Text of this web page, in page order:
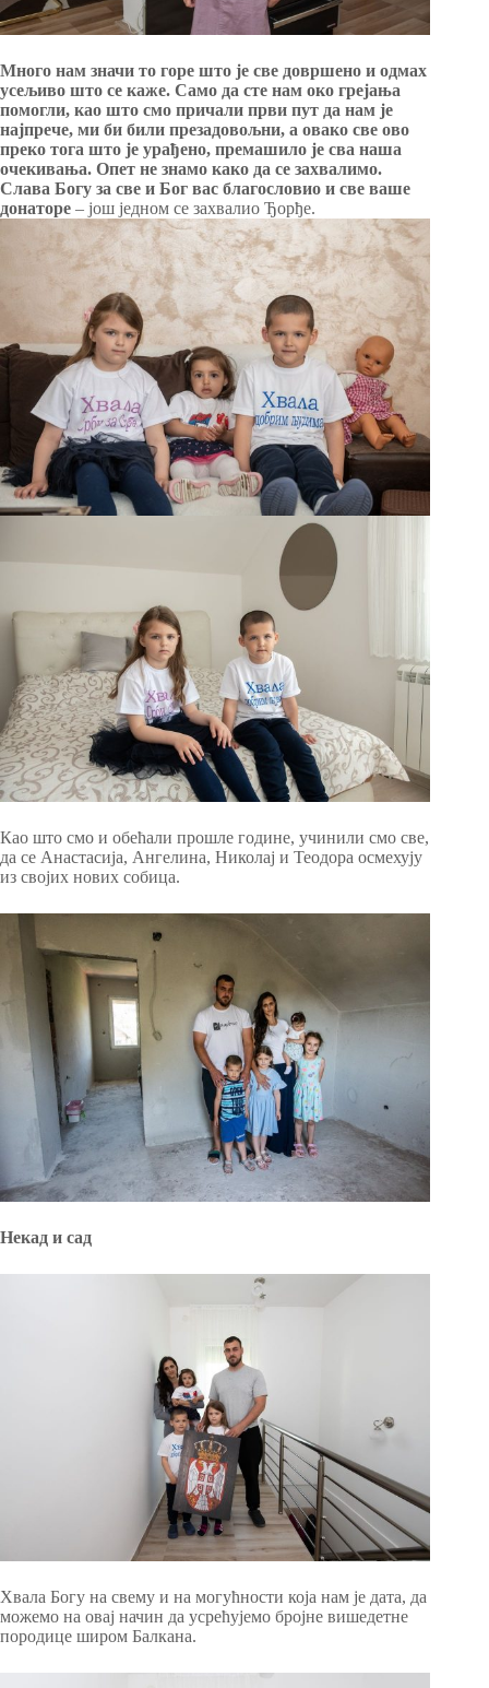
Много нам значи то горе што је све довршено и одмах
усељиво што се каже. Само да сте нам око грејања
помогли, као што смо причали први пут да нам је
најпрече, ми би били презадовољни, а овако све ово
преко тога што је урађено, премашило је сва наша
очекивања. Опет не знамо како да се захвалимо.
Слава Богу за све и Бог вас благословио и све ваше
донаторе – још једном се захвалио Ђорђе.
Као што смо и обећали прошле године, учинили смо све,
да се Анастасија, Ангелина, Николај и Теодора осмехују
из својих нових собица.
Некад и сад
Хвала Богу на свему и на могућности која нам је дата, да
можемо на овај начин да усрећујемо бројне вишедетне
породице широм Балкана.